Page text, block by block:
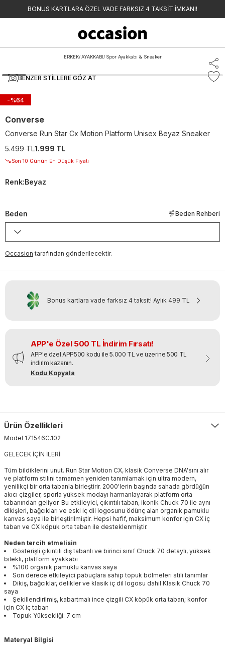
BONUS KARTLARA ÖZEL VADE FARKSIZ 4 TAKSİT İMKANI!
ERKEK/ AYAKKABI/ Spor Ayakkabı & Sneaker
BENZER STILLERE GÖZ AT
-%64
Converse
Converse Run Star Cx Motion Platform Unisex Beyaz Sneaker
5.499 TL1.999 TL
Son 10 Günün En Düşük Fiyatı
Renk:Beyaz
Beden Beden Rehberi
Occasion tarafından gönderilecektir.
Bonus kartlara vade farksız 4 taksit! Aylık 499 TL
APP'e Özel 500 TL İndirim Fırsatı!
APP'e özel APP500 kodu ile 5.000 TL ve üzerine 500 TL
indirim kazanın.
Kodu Kopyala
Ürün Özellikleri
Model 171546C.102
GELECEK İÇİN İLERİ
Tüm bildiklerini unut. Run Star Motion CX, klasik Converse DNA'sını alır
ve platform stilini tamamen yeniden tanımlamak için ultra modern,
yenilikçi bir orta tabanla birleştirir. 2000'lerin başında sahada gördüğün
akıcı çizgiler, sporla yüksek modayı harmanlayarak platform orta
tabanından geliyor. Bu etkileyici, çıkıntılı taban, ikonik Chuck 70 ile aynı
dikişleri, bağcıkları ve eski iç dil logosunu ödünç alan organik pamuklu
kanvas saya ile birleştirilmiştir. Hepsi hafif, maksimum konfor için CX iç
taban ve CX köpük orta taban ile desteklenmiştir.
Neden tercih etmelisin
Gösterişli çıkıntılı dış tabanlı ve birinci sınıf Chuck 70 detaylı, yüksek
bilekli, platform ayakkabı
%100 organik pamuklu kanvas saya
Son derece etkileyici pabuçlara sahip topuk bölmeleri stili tanımlar
Dikiş, bağcıklar, delikler ve klasik iç dil logosu dahil Klasik Chuck 70
saya
Şekillendirilmiş, kabartmalı ince çizgili CX köpük orta taban; konfor
için CX iç taban
Topuk Yüksekliği: 7 cm
Materyal Bilgisi